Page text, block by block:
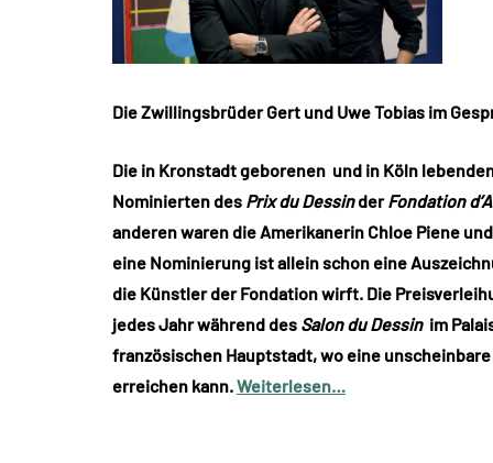
Die Zwillingsbrüder Gert und Uwe Tobias im
Die in Kronstadt geborenen und in Köln
Nominierten des Prix du DessinderFondation
anderen waren die Amerikanerin Chloe Piene
eine Nominierung ist allein schon eine
die Künstler der Fondation wirft. Die
jedes Jahr während des Salon du Dessinim
französischen Hauptstadt, wo eine
erreichen kann.Weiterlesen…